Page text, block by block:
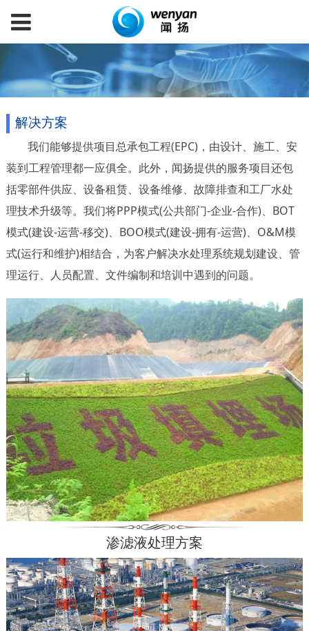
解决方案
我们能够提供项目总承包工程(EPC)，由设计、施工、安
装到工程管理都一应俱全。此外，闻扬提供的服务项目还包
括零部件供应、设备租赁、设备维修、故障排查和工厂水处
理技术升级等。我们将PPP模式(公共部门-企业-合作)、BOT
模式(建设-运营-移交)、BOO模式(建设-拥有-运营)、O&M模
式(运行和维护)相结合，为客户解决水处理系统规划建设、管
理运行、人员配置、文件编制和培训中遇到的问题。
渗滤液处理方案